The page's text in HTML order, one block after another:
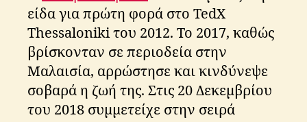
είδα για πρώτη φορά στο TedX
Thessaloniki του 2012. Το 2017, καθώς
βρίσκονταν σε περιοδεία στην
Μαλαισία, αρρώστησε και κινδύνεψε
σοβαρά η ζωή της. Στις 20 Δεκεμβρίου
του 2018 συμμετείχε στην σειρά